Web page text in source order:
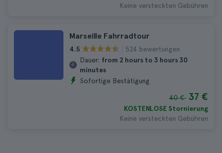
Keine versteckten Gebühren
Marseille Fahrradtour
4.5
524 bewertungen
Dauer: from 2 hours to 3 hours 30
minutes
Sofortige Bestätigung
40 € 37 €
KOSTENLOSE Stornierung
Keine versteckten Gebühren